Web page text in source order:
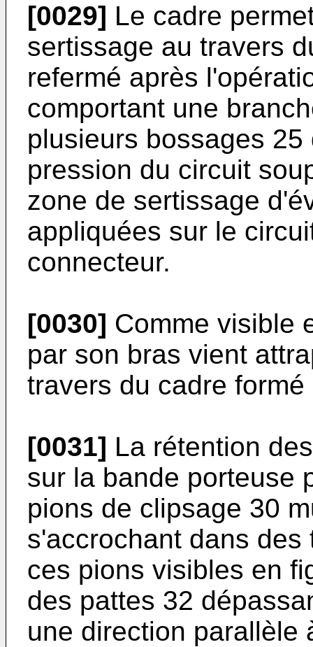
[0029] Le cadre
sertissage au travers
refermé après
comportant une
plusieurs bossages
pression du circuit
zone de sertissage
appliquées sur le
connecteur.
[0030] Comme visible
par son bras vient
travers du cadre
[0031] La rétention
sur la bande porteuse
pions de clipsage 30
s'accrochant dans
ces pions visibles en
des pattes 32
une direction parallèle